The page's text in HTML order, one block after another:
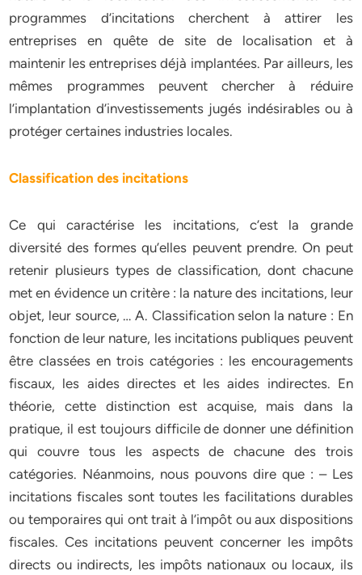
programmes d’incitations cherchent à attirer les
entreprises en quête de site de localisation et à
maintenir les entreprises déjà implantées. Par ailleurs, les
mêmes programmes peuvent chercher à réduire
l’implantation d’investissements jugés indésirables ou à
protéger certaines industries locales.
Classification des incitations
Ce qui caractérise les incitations, c’est la grande
diversité des formes qu’elles peuvent prendre. On peut
retenir plusieurs types de classification, dont chacune
met en évidence un critère : la nature des incitations, leur
objet, leur source, … A. Classification selon la nature : En
fonction de leur nature, les incitations publiques peuvent
être classées en trois catégories : les encouragements
fiscaux, les aides directes et les aides indirectes. En
théorie, cette distinction est acquise, mais dans la
pratique, il est toujours difficile de donner une définition
qui couvre tous les aspects de chacune des trois
catégories. Néanmoins, nous pouvons dire que : – Les
incitations fiscales sont toutes les facilitations durables
ou temporaires qui ont trait à l’impôt ou aux dispositions
fiscales. Ces incitations peuvent concerner les impôts
directs ou indirects, les impôts nationaux ou locaux, ils